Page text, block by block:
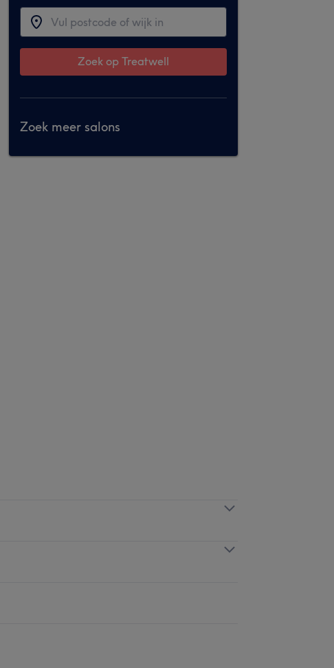
Zoek op Treatwell
Zoek meer salons